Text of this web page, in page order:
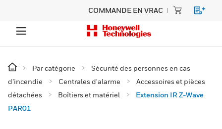
COMMANDE EN VRAC
Par catégorie
Sécurité des personnes en cas
d’incendie
Centrales d'alarme
Accessoires et pièces
détachées
Boîtiers et matériel
Extension IR Z-Wave
PAR01